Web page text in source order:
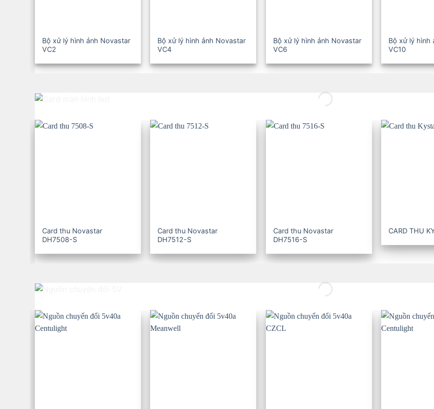
Bộ xử lý hình ảnh Novastar
VC2
Bộ xử lý hình ảnh Novastar
VC4
Bộ xử lý hình ảnh Novastar
VC6
Bộ xử lý hình
VC10
Card thu Novastar
DH7508-S
Card thu Novastar
DH7512-S
Card thu Novastar
DH7516-S
CARD THU